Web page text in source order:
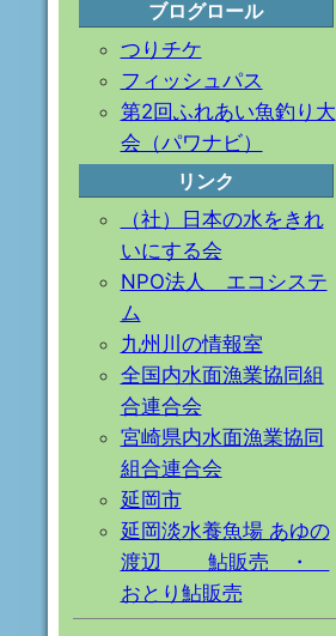
ブログロール
つりチケ
フィッシュパス
第2回ふれあい魚釣り大
会（パワナビ）
リンク
（社）日本の水をきれ
いにする会
NPO法人 エコシステ
ム
九州川の情報室
全国内水面漁業協同組
合連合会
宮崎県内水面漁業協同
組合連合会
延岡市
延岡淡水養魚場 あゆの
渡辺 鮎販売 ・
おとり鮎販売